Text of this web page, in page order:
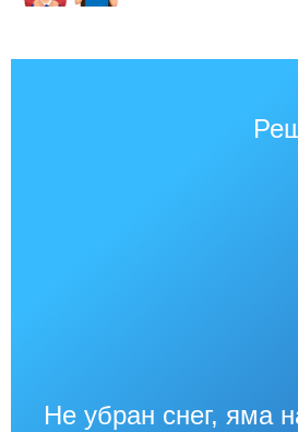
Не убран снег, яма